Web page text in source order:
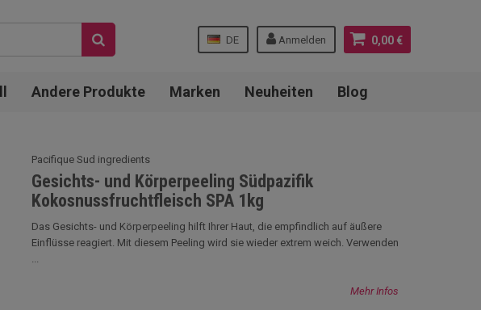
0,00 €
Anmelden
DE
Andere Produkte Marken Neuheiten Blog
Pacifique Sud ingredients
Gesichts- und Körperpeeling Südpazifik
Kokosnussfruchtfleisch SPA 1kg
Das Gesichts- und Körperpeeling hilft Ihrer Haut, die empfindlich auf äußere
Einflüsse reagiert. Mit diesem Peeling wird sie wieder extrem weich. Verwenden
...
Mehr Infos